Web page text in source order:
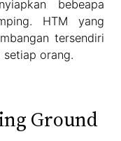
bebeapa
HTM yang
tersendiri
orang.
Ground